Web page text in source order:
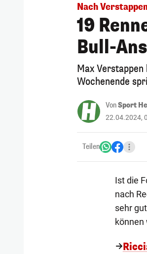
Nach
19
Bull-
Max
Wochenende
VonSport
22.04.2024,
Teilen
Ist die
nach
sehr
können